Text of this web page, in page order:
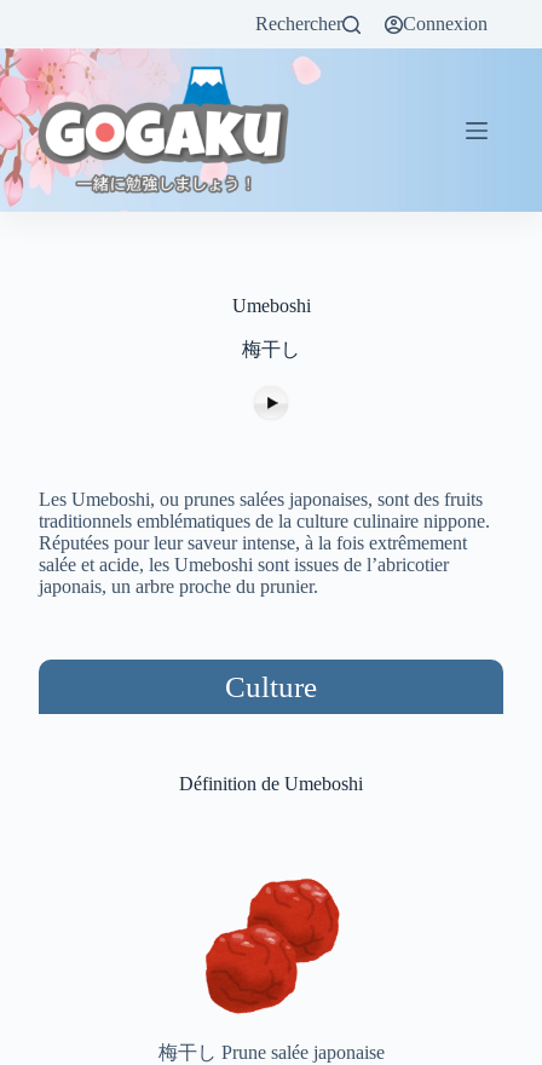
Rechercher Connexion
Umeboshi
梅干し
Les Umeboshi, ou prunes salées japonaises, sont des fruits
traditionnels emblématiques de la culture culinaire nippone.
Réputées pour leur saveur intense, à la fois extrêmement
salée et acide, les Umeboshi sont issues de l’abricotier
japonais, un arbre proche du prunier.
Culture
Définition de Umeboshi
梅干し Prune salée japonaise